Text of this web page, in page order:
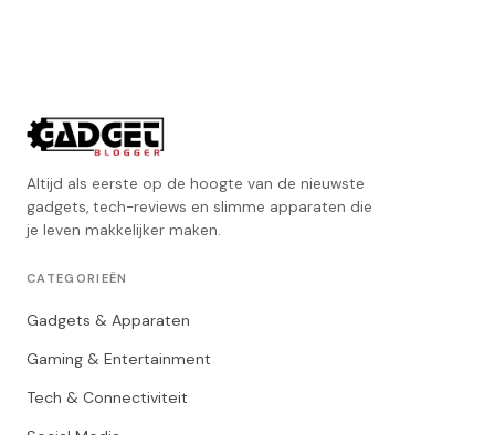
Altijd als eerste op de hoogte van de nieuwste
gadgets, tech-reviews en slimme apparaten die
je leven makkelijker maken.
CATEGORIEËN
Gadgets & Apparaten
Gaming & Entertainment
Tech & Connectiviteit